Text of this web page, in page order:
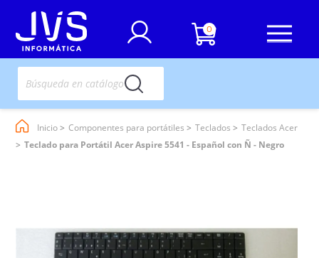
0
Inicio Componentes para portátiles Teclados
Teclados Acer
Teclado para Portátil Acer Aspire 5541 - Español con Ñ - Negro